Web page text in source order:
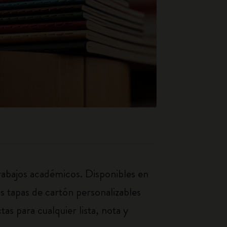
académicos. Disponibles en
de cartón personalizables
para cualquier lista, nota y